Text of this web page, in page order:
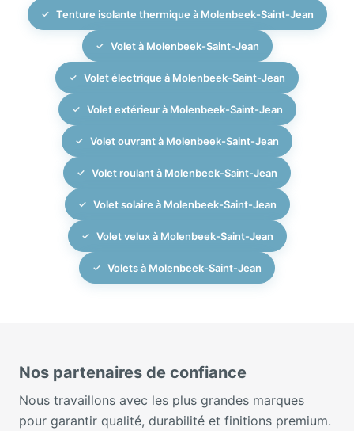
Tenture isolante thermique à Molenbeek-Saint-Jean
Volet à Molenbeek-Saint-Jean
Volet électrique à Molenbeek-Saint-Jean
Volet extérieur à Molenbeek-Saint-Jean
Volet ouvrant à Molenbeek-Saint-Jean
Volet roulant à Molenbeek-Saint-Jean
Volet solaire à Molenbeek-Saint-Jean
Volet velux à Molenbeek-Saint-Jean
Volets à Molenbeek-Saint-Jean
Nos partenaires de confiance
Nous travaillons avec les plus grandes marques
pour garantir qualité, durabilité et finitions premium.